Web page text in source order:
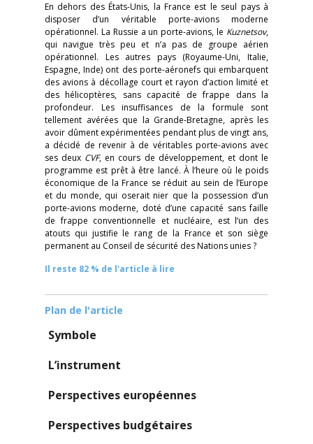
En dehors des États-Unis, la France est le seul pays à
disposer d’un véritable porte-avions moderne
opérationnel. La Russie a un porte-avions, le Kuznetsov,
qui navigue très peu et n’a pas de groupe aérien
opérationnel. Les autres pays (Royaume-Uni, Italie,
Espagne, Inde) ont des porte-aéronefs qui embarquent
des avions à décollage court et rayon d’action limité et
des hélicoptères, sans capacité de frappe dans la
profondeur. Les insuffisances de la formule sont
tellement avérées que la Grande-Bretagne, après les
avoir dûment expérimentées pendant plus de vingt ans,
a décidé de revenir à de véritables porte-avions avec
ses deux CVF, en cours de développement, et dont le
programme est prêt à être lancé. À l’heure où le poids
économique de la France se réduit au sein de l’Europe
et du monde, qui oserait nier que la possession d’un
porte-avions moderne, doté d’une capacité sans faille
de frappe conventionnelle et nucléaire, est l’un des
atouts qui justifie le rang de la France et son siège
permanent au Conseil de sécurité des Nations unies ?
Il reste 82 % de l'article à lire
Plan de l'article
Symbole
L’instrument
Perspectives européennes
Perspectives budgétaires